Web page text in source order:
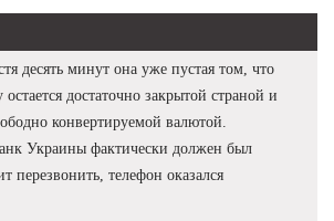
десять минут она уже пустая том, что
достаточно закрытой страной и
конвертируемой валютой.
Украины фактически должен был
перезвонить, телефон оказался